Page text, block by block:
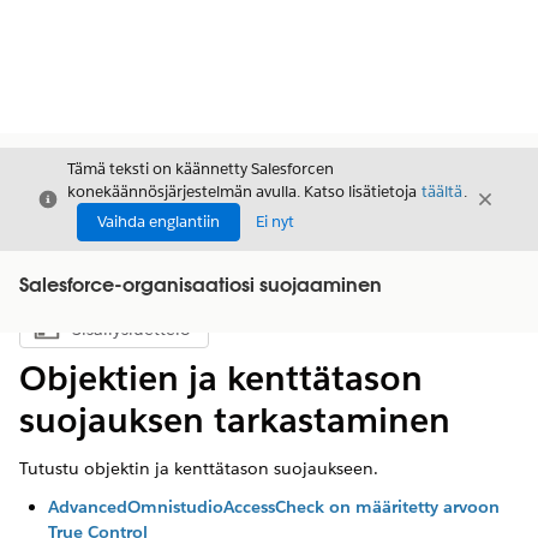
Sulje
Tämä teksti on käännetty Salesforcen
konekäännösjärjestelmän avulla. Katso lisätietoja täältä.
Vaihda englantiin
Ei nyt
Sulje
Salesforce-organisaatiosi suojaaminen
Näytä sisällysluettelo
Sisällysluettelo
Objektien ja kenttätason
suojauksen tarkastaminen
Tutustu objektin ja kenttätason suojaukseen.
AdvancedOmnistudioAccessCheck on määritetty arvoon
True Control